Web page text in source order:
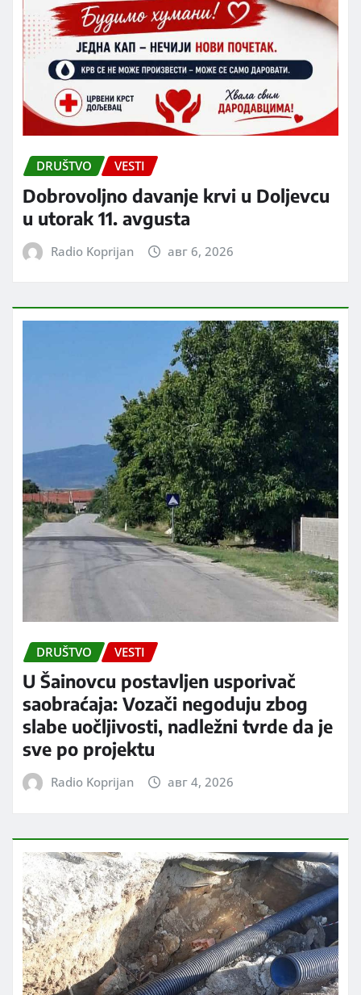
DRUŠTVO VESTI
Dobrovoljno davanje krvi u Doljevcu
u utorak 11. avgusta
Radio Koprijan авг 6, 2026
DRUŠTVO VESTI
U Šainovcu postavljen usporivač
saobraćaja: Vozači negoduju zbog
slabe uočljivosti, nadležni tvrde da je
sve po projektu
Radio Koprijan авг 4, 2026